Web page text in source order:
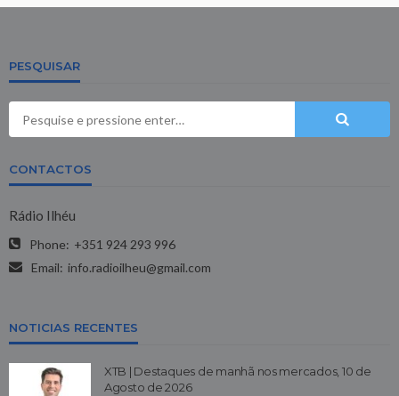
PESQUISAR
CONTACTOS
Rádio Ilhéu
Phone: +351 924 293 996
Email: info.radioilheu@gmail.com
NOTICIAS RECENTES
XTB | Destaques de manhã nos mercados, 10 de
Agosto de 2026